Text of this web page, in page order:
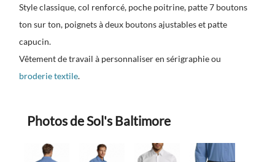
Style classique, col renforcé, poche poitrine, patte 7 boutons
ton sur ton, poignets à deux boutons ajustables et patte
capucin.
Vêtement de travail à personnaliser en sérigraphie ou
broderie textile.
Photos de Sol's Baltimore